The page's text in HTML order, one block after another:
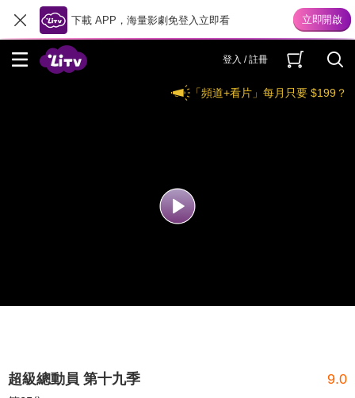
下載 APP，海量影劇免登入立即看
登入 / 註冊
「頻道+看片」每月只要 $199？
超級總動員 第十九季 9.0